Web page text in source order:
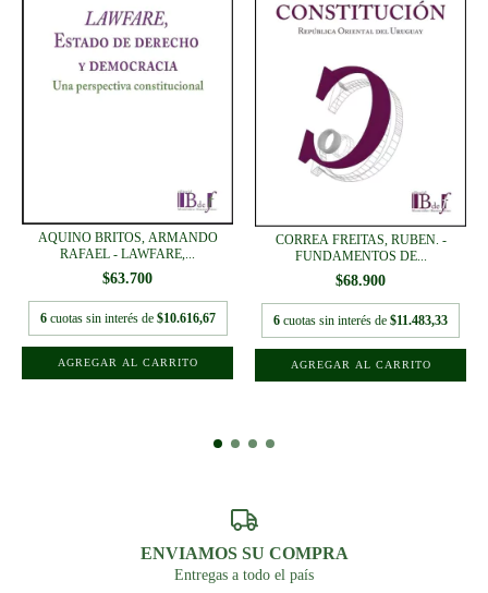
AQUINO BRITOS, ARMANDO
RAFAEL - LAWFARE,...
$63.700
6 cuotas sin interés de $10.616,67
CORREA FREITAS, RUBEN. -
FUNDAMENTOS DE...
$68.900
6 cuotas sin interés de $11.483,33
ENVIAMOS SU COMPRA
Entregas a todo el país